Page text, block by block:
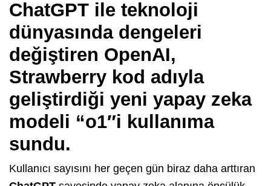
ChatGPT ile teknoloji
dünyasında dengeleri
değiştiren OpenAI,
Strawberry kod adıyla
geliştirdiği yeni yapay zeka
modeli “o1″i kullanıma
sundu.
Kullanıcı sayısını her geçen gün biraz daha arttıran